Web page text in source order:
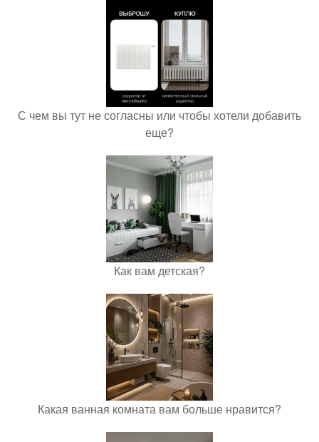
С чем вы тут не согласны или чтобы хотели добавить
еще?
Как вам детская?
Какая ванная комната вам больше нравится?